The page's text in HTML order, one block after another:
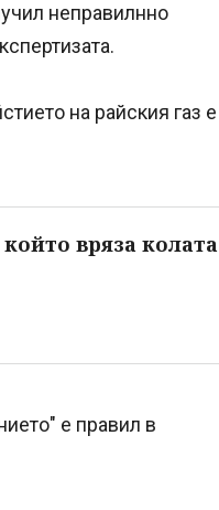
неправилнно
на райския газ е
вряза колата
е правил в